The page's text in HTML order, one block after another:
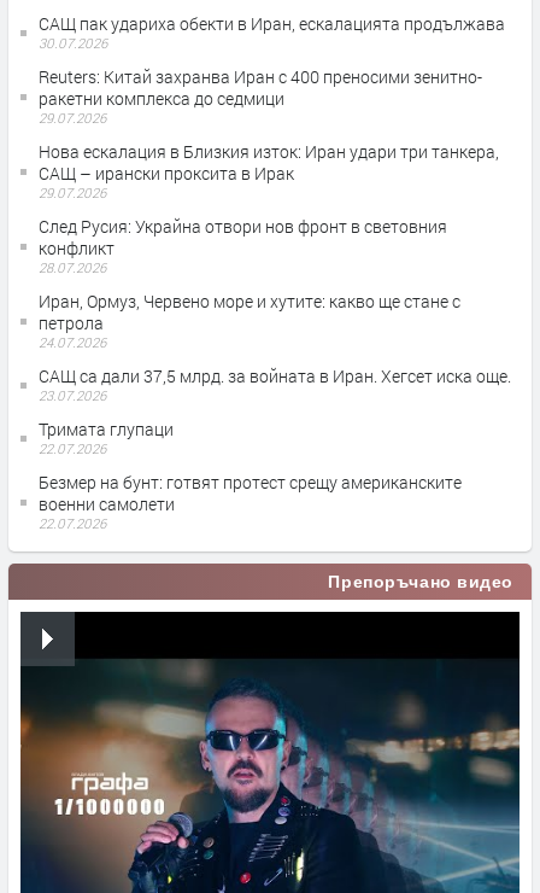
САЩ пак удариха обекти в Иран, ескалацията продължава
30.07.2026
Reuters: Китай захранва Иран с 400 преносими зенитно-
ракетни комплекса до седмици
29.07.2026
Нова ескалация в Близкия изток: Иран удари три танкера,
САЩ – ирански проксита в Ирак
29.07.2026
След Русия: Украйна отвори нов фронт в световния
конфликт
28.07.2026
Иран, Ормуз, Червено море и хутите: какво ще стане с
петрола
24.07.2026
САЩ са дали 37,5 млрд. за войната в Иран. Хегсет иска още.
23.07.2026
Тримата глупаци
22.07.2026
Безмер на бунт: готвят протест срещу американските
военни самолети
22.07.2026
Препоръчано видео